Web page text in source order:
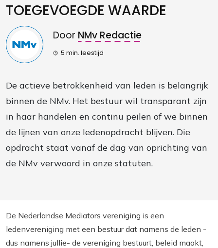
TOEGEVOEGDE WAARDE
Door NMv Redactie
5 min. leestijd
De actieve betrokkenheid van leden is belangrijk
binnen de NMv. Het bestuur wil transparant zijn
in haar handelen en continu peilen of we binnen
de lijnen van onze ledenopdracht blijven. Die
opdracht staat vanaf de dag van oprichting van
de NMv verwoord in onze statuten.
De Nederlandse Mediators vereniging is een
ledenvereniging met een bestuur dat namens de leden -
dus namens jullie- de vereniging bestuurt, beleid maakt,